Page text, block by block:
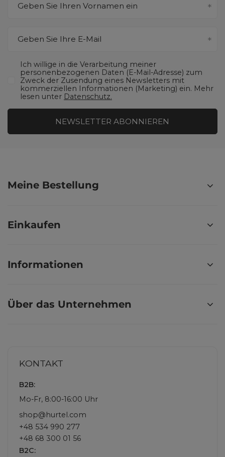
Geben Sie Ihren Vornamen ein
Geben Sie Ihre E-Mail
Ich willige in die Verarbeitung meiner
personenbezogenen Daten (E-Mail-Adresse) zum
Zweck der Zusendung eines Newsletters mit
kommerziellen Informationen (Marketing) ein. Mehr
lesen unter Datenschutz.
NEWSLETTER ABONNIEREN
Meine Bestellung
Einkaufen
Informationen
Über das Unternehmen
KONTAKT
B2B:
Mo-Fr, 8:00-16:00 Uhr
shop@hurtel.com
+48 534 990 277
+48 68 300 01 56
B2C: